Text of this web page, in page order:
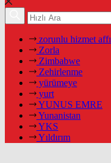
zorunlu hizmet affı
Zorla
Zimbabwe
Zehirlenme
yürümeye
yurt
YUNUS EMRE
Yunanistan
YKS
Yıldırım